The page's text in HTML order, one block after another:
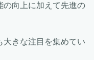
の向上に加えて先進の
きな注目を集めてい